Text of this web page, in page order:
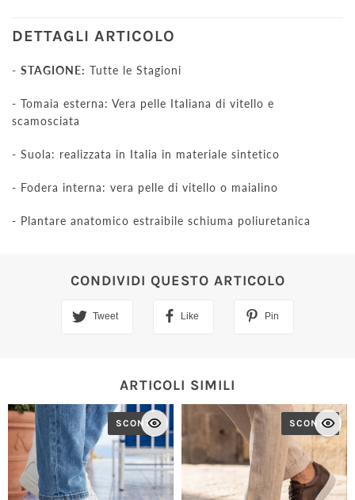
DETTAGLI ARTICOLO
- STAGIONE: Tutte le Stagioni
- Tomaia esterna: Vera pelle Italiana di vitello e
scamosciata
- Suola: realizzata in Italia in materiale sintetico
- Fodera interna: vera pelle di vitello o maialino
- Plantare anatomico estraibile schiuma poliuretanica
CONDIVIDI QUESTO ARTICOLO
Tweet Like Pin
ARTICOLI SIMILI
SCONTO SCONTO